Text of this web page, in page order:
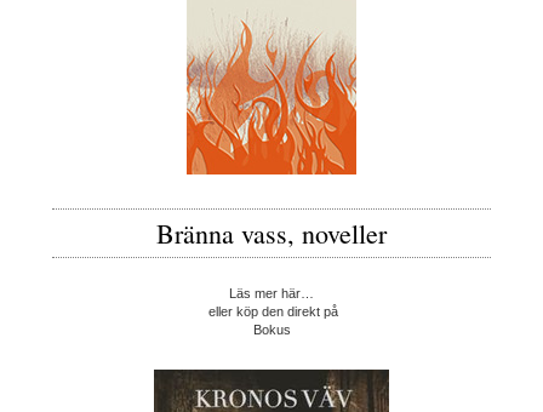
Bränna vass, noveller
Läs mer här…
eller köp den direkt på
Bokus